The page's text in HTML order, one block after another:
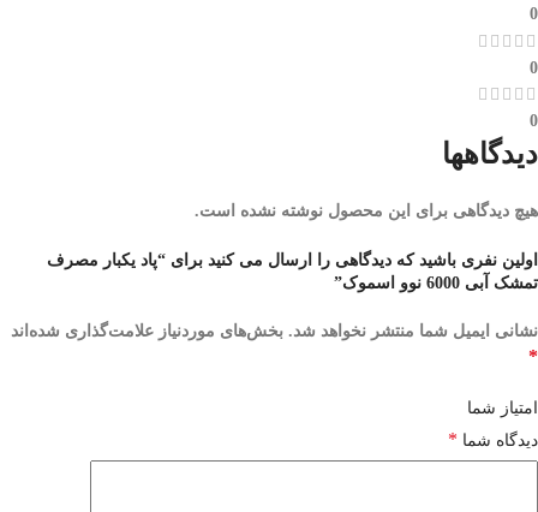
0
0
0
دیدگاهها
هیچ دیدگاهی برای این محصول نوشته نشده است.
اولین نفری باشید که دیدگاهی را ارسال می کنید برای “پاد یکبار مصرف
تمشک آبی 6000 نوو اسموک”
نشانی ایمیل شما منتشر نخواهد شد. بخش‌های موردنیاز علامت‌گذاری شده‌اند
*
امتیاز شما
دیدگاه شما *